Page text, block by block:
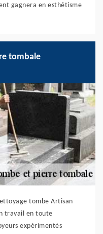
gagnera en esthétisme
tombale
tombe Artisan
travail en toute
expérimentés